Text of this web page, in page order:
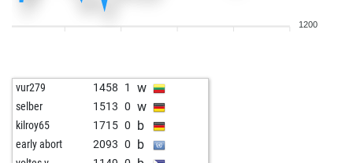
b
lovclod 1497 1 b
lovclod 1484 0 w
early abort 2004 0 w
schnickschnack 1577 0 w
1200
vur279 1458 1 w
selber 1513 0 w
kilroy65 1715 0 b
early abort 2093 0 b